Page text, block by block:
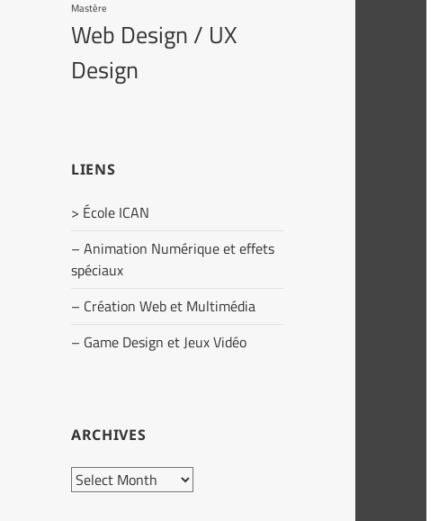
Mastère
Web Design / UX
Design
LIENS
> École ICAN
– Animation Numérique et effets
spéciaux
– Création Web et Multimédia
– Game Design et Jeux Vidéo
ARCHIVES
Archives